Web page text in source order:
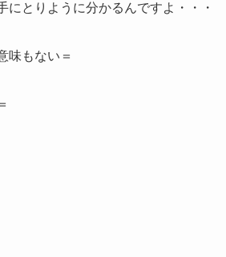
とりように分かるんですよ・・・
味もない＝